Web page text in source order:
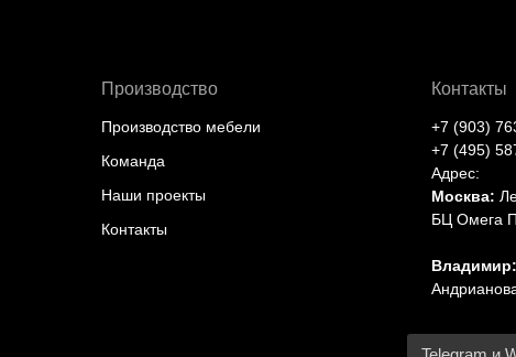
Производство
Производство мебели
Команда
Наши проекты
Контакты
Контакты
+7 (903)
+7 (495)
Адрес:
Москва:
БЦ Омега
Владимир: